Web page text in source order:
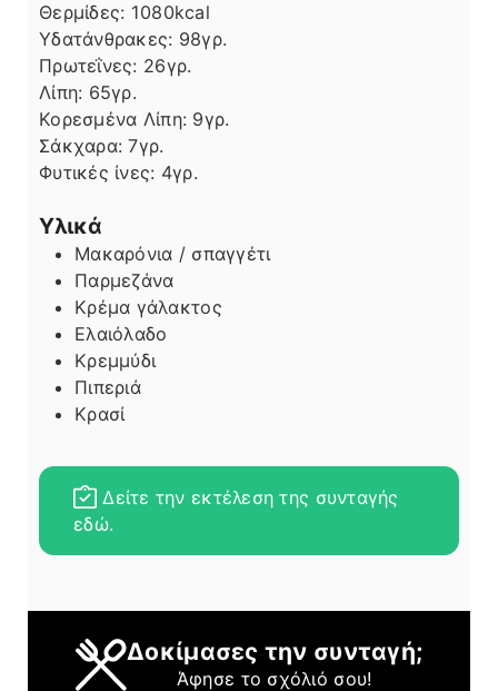
Θερμίδες: 1080kcal
Υδατάνθρακες: 98γρ.
Πρωτεΐνες: 26γρ.
Λίπη
Λίπη: 65γρ.
Κορεσμένα Λίπη: 9γρ.
Σάκχαρα:7γρ.
Φυτικές ίνες: 4γρ.
Υλικά
Μακαρόνια / σπαγγέτι
Παρμεζάνα
Κρέμα γάλακτος
Ελαιόλαδο
Κρεμμύδι
Πιπεριά
Κρασί
Δείτε την εκτέλεση της συνταγής
εδώ.
Δοκίμασες την συνταγή;
Άφησε το σχόλιό σου!